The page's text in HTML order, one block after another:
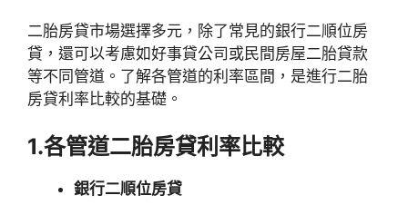
二胎房貸市場選擇多元，除了常見的銀行二順位房
貸，還可以考慮如好事貸公司或民間房屋二胎貸款
等不同管道。了解各管道的利率區間，是進行二胎
房貸利率比較的基礎。
1.各管道二胎房貸利率比較
銀行二順位房貸